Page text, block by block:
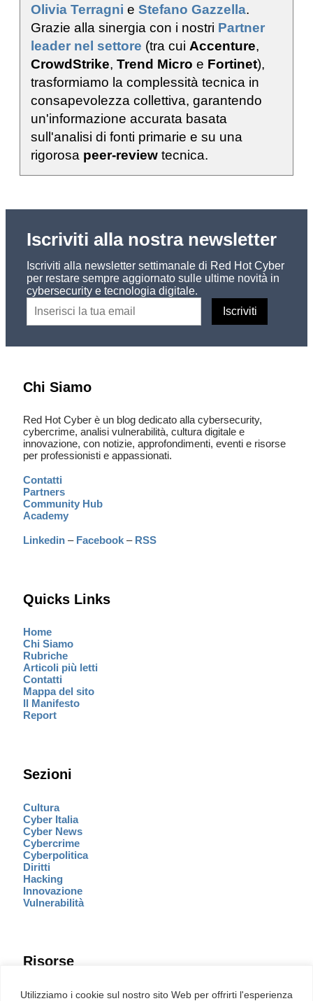
Utilizziamo i cookie sul nostro sito Web per offrirti l'esperienza
Olivia Terragni e Stefano Gazzella.
Grazie alla sinergia con i nostri Partner
leader nel settore (tra cui Accenture,
CrowdStrike, Trend Micro e Fortinet),
trasformiamo la complessità tecnica in
consapevolezza collettiva, garantendo
un'informazione accurata basata
sull'analisi di fonti primarie e su una
rigorosa peer-review tecnica.
Iscriviti alla nostra newsletter
Iscriviti alla newsletter settimanale di Red Hot Cyber
per restare sempre aggiornato sulle ultime novità in
cybersecurity e tecnologia digitale.
Chi Siamo
Red Hot Cyber è un blog dedicato alla cybersecurity,
cybercrime, analisi vulnerabilità, cultura digitale e
innovazione, con notizie, approfondimenti, eventi e risorse
per professionisti e appassionati.
Contatti
Partners
Community Hub
Academy
Linkedin – Facebook – RSS
Quicks Links
Home
Chi Siamo
Rubriche
Articoli più letti
Contatti
Mappa del sito
Il Manifesto
Report
Sezioni
Cultura
Cyber Italia
Cyber News
Cybercrime
Cyberpolitica
Diritti
Hacking
Innovazione
Vulnerabilità
Risorse
Eventi